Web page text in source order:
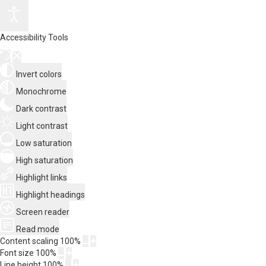
Accessibility Tools
Invert colors
Monochrome
Dark contrast
Light contrast
Low saturation
High saturation
Highlight links
Highlight headings
Screen reader
Read mode
Content scaling 100%
Font size 100%